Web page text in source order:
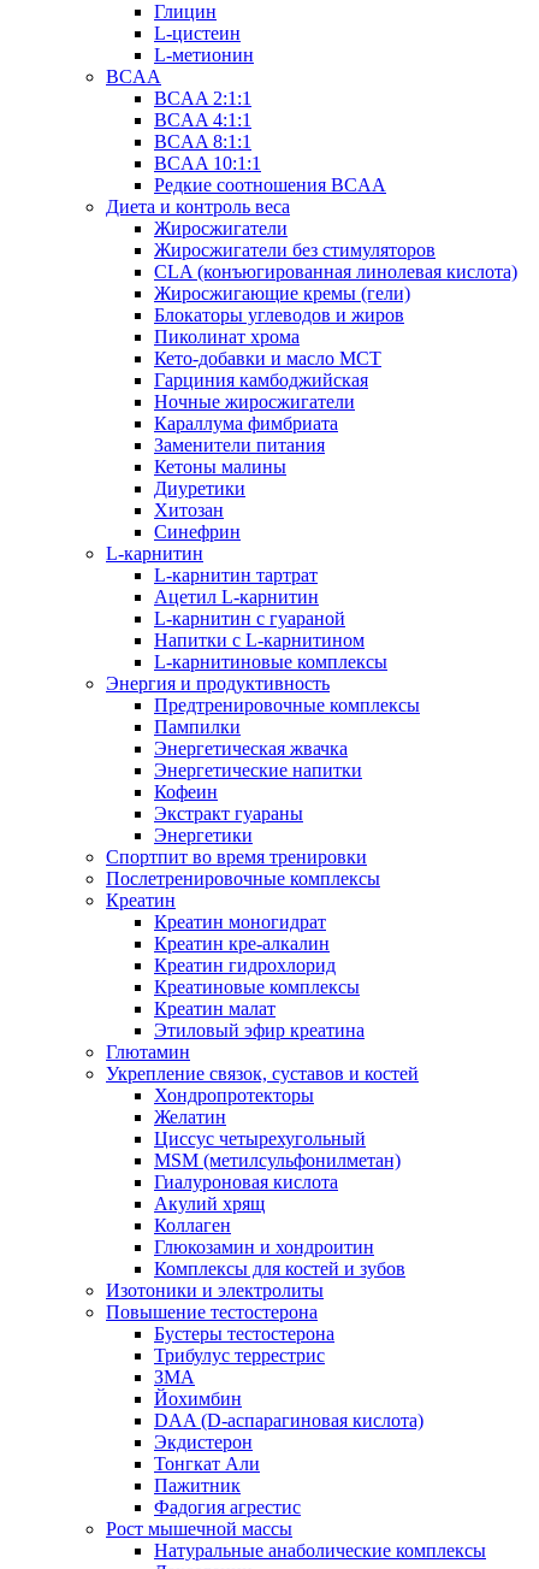
Глицин
L-цистеин
L-метионин
BCAA
BCAA 2:1:1
BCAA 4:1:1
BCAA 8:1:1
BCAA 10:1:1
Редкие соотношения BCAA
Диета и контроль веса
Жиросжигатели
Жиросжигатели без стимуляторов
CLA (конъюгированная линолевая кислота)
Жиросжигающие кремы (гели)
Блокаторы углеводов и жиров
Пиколинат хрома
Кето-добавки и масло МСТ
Гарциния камбоджийская
Ночные жиросжигатели
Караллума фимбриата
Заменители питания
Кетоны малины
Диуретики
Хитозан
Синефрин
L-карнитин
L-карнитин тартрат
Ацетил L-карнитин
L-карнитин с гуараной
Напитки c L-карнитином
L-карнитиновые комплексы
Энергия и продуктивность
Предтренировочные комплексы
Пампилки
Энергетическая жвачка
Энергетические напитки
Кофеин
Экстракт гуараны
Энергетики
Спортпит во время тренировки
Послетренировочные комплексы
Креатин
Креатин моногидрат
Креатин кре-алкалин
Креатин гидрохлорид
Креатиновые комплексы
Креатин малат
Этиловый эфир креатина
Глютамин
Укрепление связок, суставов и костей
Хондропротекторы
Желатин
Циссус четырехугольный
MSM (метилсульфонилметан)
Гиалуроновая кислота
Акулий хрящ
Коллаген
Глюкозамин и хондроитин
Комплексы для костей и зубов
Изотоники и электролиты
Повышение тестостерона
Бустеры тестостерона
Трибулус террестрис
ЗМА
Йохимбин
DAA (D-аспарагиновая кислота)
Экдистерон
Тонгкат Али
Пажитник
Фадогия агрестис
Рост мышечной массы
Натуральные анаболические комплексы